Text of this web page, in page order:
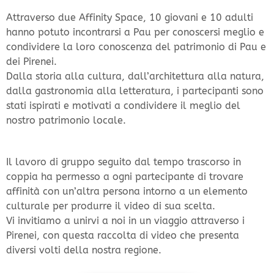
Attraverso due Affinity Space, 10 giovani e 10 adulti
hanno potuto incontrarsi a Pau per conoscersi meglio e
condividere la loro conoscenza del patrimonio di Pau e
dei Pirenei.
Dalla storia alla cultura, dall’architettura alla natura,
dalla gastronomia alla letteratura, i partecipanti sono
stati ispirati e motivati a condividere il meglio del
nostro patrimonio locale.
Il lavoro di gruppo seguito dal tempo trascorso in
coppia ha permesso a ogni partecipante di trovare
affinità con un’altra persona intorno a un elemento
culturale per produrre il video di sua scelta.
Vi invitiamo a unirvi a noi in un viaggio attraverso i
Pirenei, con questa raccolta di video che presenta
diversi volti della nostra regione.